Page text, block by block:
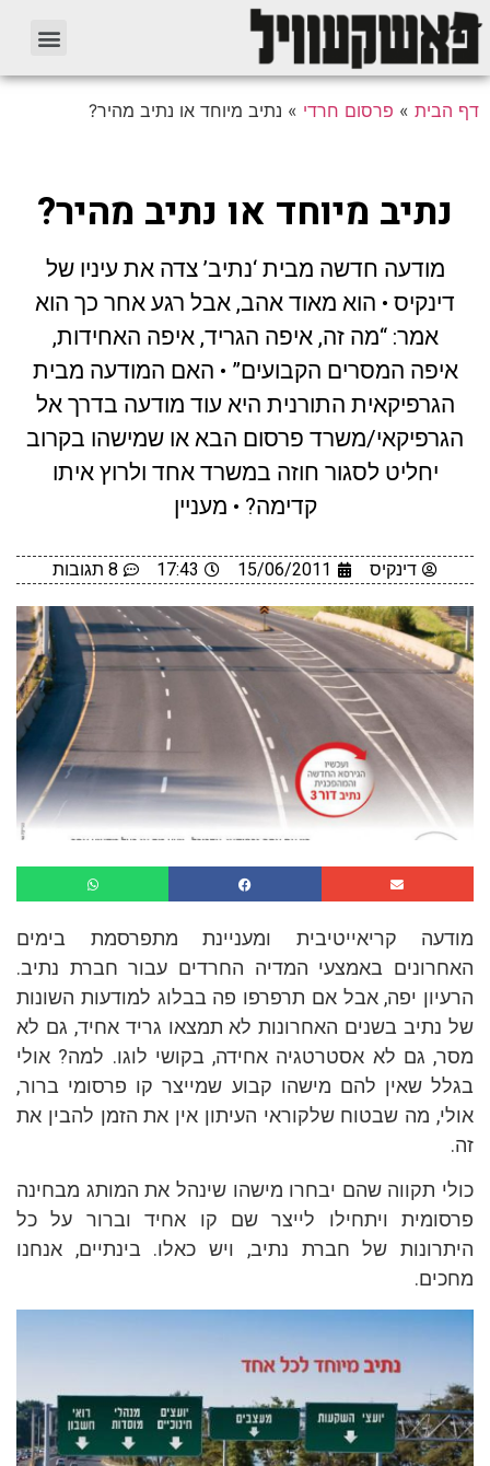
דף הבית » פרסום חרדי » נתיב מיוחד או נתיב מהיר?
נתיב מיוחד או נתיב מהיר?
מודעה חדשה מבית ‘נתיב’ צדה את עיניו של
דינקיס • הוא מאוד אהב, אבל רגע אחר כך הוא
אמר: “מה זה, איפה הגריד, איפה האחידות,
איפה המסרים הקבועים” • האם המודעה מבית
הגרפיקאית התורנית היא עוד מודעה בדרך אל
הגרפיקאי/משרד פרסום הבא או שמישהו בקרוב
יחליט לסגור חוזה במשרד אחד ולרוץ איתו
קדימה? • מעניין
דינקיס 15/06/2011
17:43 8 תגובות
מודעה קריאייטיבית ומעניינת מתפרסמת בימים
האחרונים באמצעי המדיה החרדים עבור חברת נתיב.
הרעיון יפה, אבל אם תרפרפו פה בבלוג למודעות השונות
של נתיב בשנים האחרונות לא תמצאו גריד אחיד, גם לא
מסר, גם לא אסטרטגיה אחידה, בקושי לוגו. למה? אולי
בגלל שאין להם מישהו קבוע שמייצר קו פרסומי ברור,
אולי, מה שבטוח שלקוראי העיתון אין את הזמן להבין את
זה.
כולי תקווה שהם יבחרו מישהו שינהל את המותג מבחינה
פרסומית ויתחילו לייצר שם קו אחיד וברור על כל
היתרונות של חברת נתיב, ויש כאלו. בינתיים, אנחנו
מחכים.